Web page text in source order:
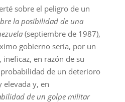
sobre el peligro de un
la posibilidad de una
(septiembre de 1987),
gobierno sería, por un
en razón de su
de un deterioro
elevada y, en
de un golpe militar